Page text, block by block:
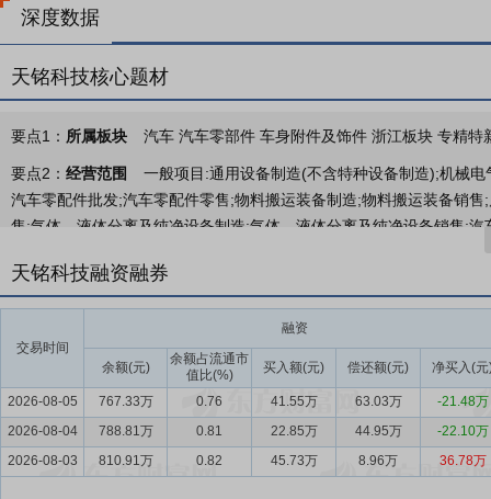
深度数据
天铭科技核心题材
要点1： 所属板块 汽车 汽车零部件 车身附件及饰件 浙江板块 专精特
要点2： 经营范围
一般项目:通用设备制造(不含特种设备制造);机械
汽车零配件批发;汽车零配件零售;物料搬运装备制造;物料搬运装备销
售;气体、液体分离及纯净设备制造;气体、液体分离及纯净设备销售;
计服务;电子元器件与机电组件设备制造;电子元器件与机电组件设备
设备制造;汽车销售;机动车修理和维护(除依法须经批准的项目外,凭营
务;道路机动车辆生产(依法须经批准的项目,经相关部门批准后方可开
汽车改装装备及配件的设计、研发、生产和销售
天铭科技主
装装备及配件的设计、研发、生产和销售，产品主要应用于SUV、皮
前装市场。
要点4：汽车改装行业
2025年，汽车改装行业在政策破冰、消费升
天铭科技融资融券
交易时间
融资
余额(元)
余额占流通市
值比(%)
买入额(元) 偿还额(元) 净买入(元
2026-08-05 767.33万 0.76 41.55万 63.03万
-21.48万
2026-08-04
788.81万 0.81 22.85万 44.95万
-22.10万
2026-08-03
810.91万 0.82 45.73万 8.96万 36.78万